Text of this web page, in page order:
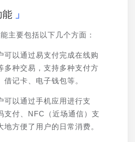
能
主要包括以下几个方面：
可以通过易支付完成在线购
多种交易，支持多种支付方
借记卡、电子钱包等。
可以通过手机应用进行支
支付、NFC（近场通信）支
地方便了用户的日常消费。